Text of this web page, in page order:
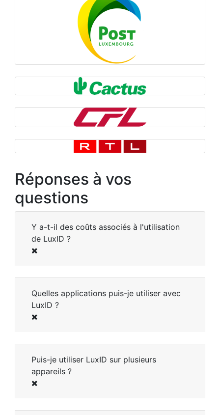
Réponses à vos
questions
Y a-t-il des coûts associés à l'utilisation
de LuxID ?
Quelles applications puis-je utiliser avec
LuxID ?
Puis-je utiliser LuxID sur plusieurs
appareils ?